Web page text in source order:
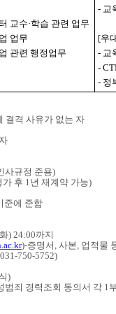
교수·학습 관련 업무
업무
관련 행정업무
- 교
[우
- 교
-
- 정
결격 사유가 없는 자
사규정 준용)
가 후 1년 재계약 가능)
준에 준함
화) 24:00까지
)-증명서 , 사본, 업적물
750-5752)
)
범죄 경력조회 동의서 각 1